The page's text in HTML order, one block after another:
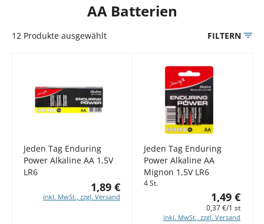
AA Batterien
12 Produkte ausgewählt FILTERN
Jeden Tag Enduring
Power Alkaline AA 1,5V
LR6
1,89 €
inkl. MwSt., zzgl. Versand
Jeden Tag Enduring
Power Alkaline AA
Mignon 1,5V LR6
4 St.
1,49 €
0,37 €/1 st
inkl. MwSt., zzgl. Versand